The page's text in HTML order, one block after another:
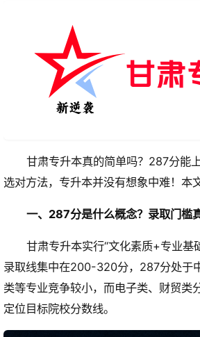
甘肃专升本真的简单吗？287分能
选对方法，专升本并没有想象中难！本
一、287分是什么概念？录取门槛
甘肃专升本实行“文化素质+专业
录取线集中在200-320分，287分处于
类等专业竞争较小，而电子类、财贸类
定位目标院校分数线。